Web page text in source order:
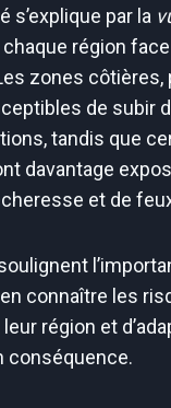
s’explique par la
région face
zones côtières,
de subir
tandis que
davantage
et de
connaître les
région et
conséquence.